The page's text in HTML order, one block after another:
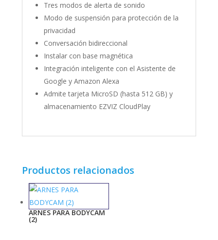
Tres modos de alerta de sonido
Modo de suspensión para protección de la
privacidad
Conversación bidireccional
Instalar con base magnética
Integración inteligente con el Asistente de
Google y Amazon Alexa
Admite tarjeta MicroSD (hasta 512 GB) y
almacenamiento EZVIZ CloudPlay
Productos relacionados
ARNES PARA BODYCAM
(2)